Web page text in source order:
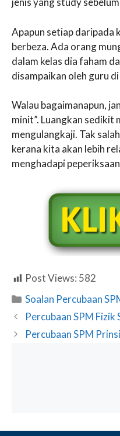
Apapun setiap daripada
berbeza. Ada orang
dalam kelas dia faham
disampaikan oleh guru
Walau bagaimanapun,
minit”. Luangkan sedikit
mengulangkaji. Tak
kerana kita akan lebih
menghadapi
Post Views: 582
Categories
Soalan Percubaan
Percubaan SPM Fizik
Percubaan SPM